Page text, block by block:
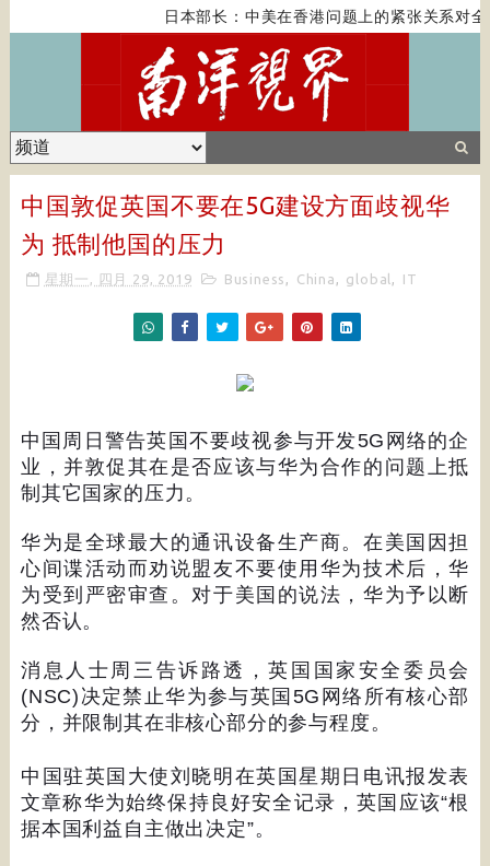
日本部长：中美在香港问题上的紧张关系对全
中国敦促英国不要在5G建设方面歧视华
为 抵制他国的压力
星期一, 四月 29, 2019 Business , China , global , IT
中国周日警告英国不要歧视参与开发5G 网络的企
业，并敦促其在是否应该与华为合作的问题上抵
制其它国家的压力。
华为是全球最大的通讯设备生产商。在美国因担
心间谍活动而劝说盟友不要使用华为技术后，华
为受到严密审查。对于美国的说法，华为予以断
然否认。
消息人士周三告诉路透，英国国家安全委员会
(NSC) 决定禁止华为参与英国 5G 网络所有核心部
分，并限制其在非核心部分的参与程度。
中国驻英国大使刘晓明在英国星期日电讯报发表
文章称华为始终保持良好安全记录，英国应该“根
据本国利益自主做出决定”。